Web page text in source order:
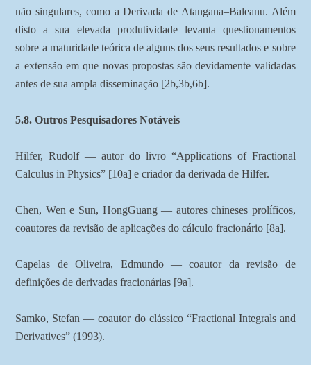
não singulares, como a Derivada de Atangana–Baleanu. Além
disto a sua elevada produtividade levanta questionamentos
sobre a maturidade teórica de alguns dos seus resultados e sobre
a extensão em que novas propostas são devidamente validadas
antes de sua ampla disseminação [2b,3b,6b].
5.8. Outros Pesquisadores Notáveis
Hilfer, Rudolf — autor do livro “Applications of Fractional
Calculus in Physics” [10a] e criador da derivada de Hilfer.
Chen, Wen e Sun, HongGuang — autores chineses prolíficos,
coautores da revisão de aplicações do cálculo fracionário [8a].
Capelas de Oliveira, Edmundo — coautor da revisão de
definições de derivadas fracionárias [9a].
Samko, Stefan — coautor do clássico “Fractional Integrals and
Derivatives” (1993).